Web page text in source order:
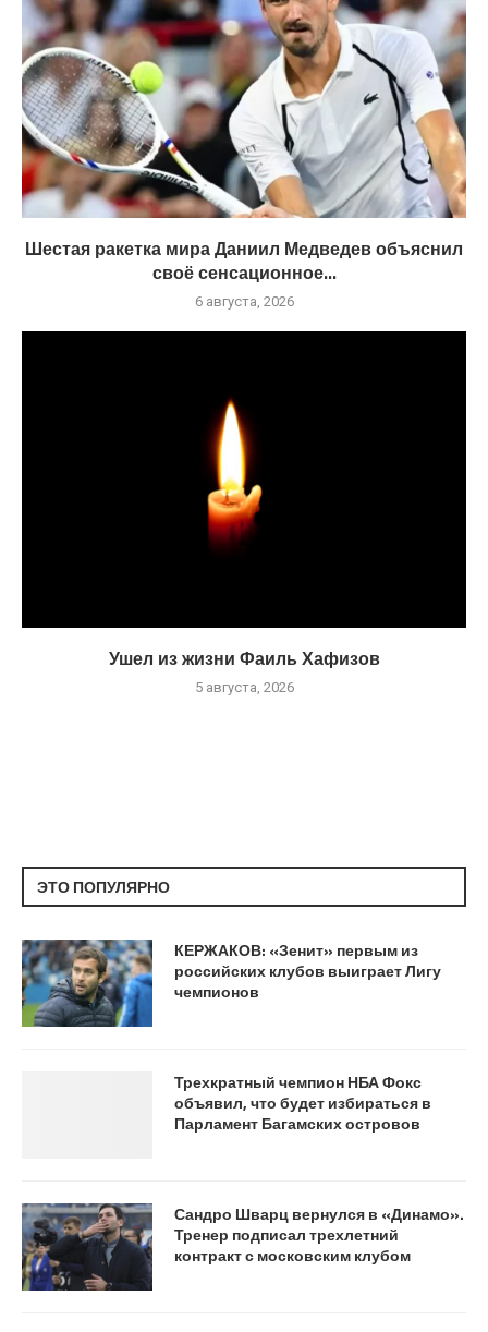
Шестая ракетка мира Даниил Медведев объяснил
своё сенсационное...
6 августа, 2026
Ушел из жизни Фаиль Хафизов
5 августа, 2026
ЭТО ПОПУЛЯРНО
КЕРЖАКОВ: «Зенит» первым из
российских клубов выиграет Лигу
чемпионов
Трехкратный чемпион НБА Фокс
объявил, что будет избираться в
Парламент Багамских островов
Сандро Шварц вернулся в «Динамо».
Тренер подписал трехлетний
контракт с московским клубом